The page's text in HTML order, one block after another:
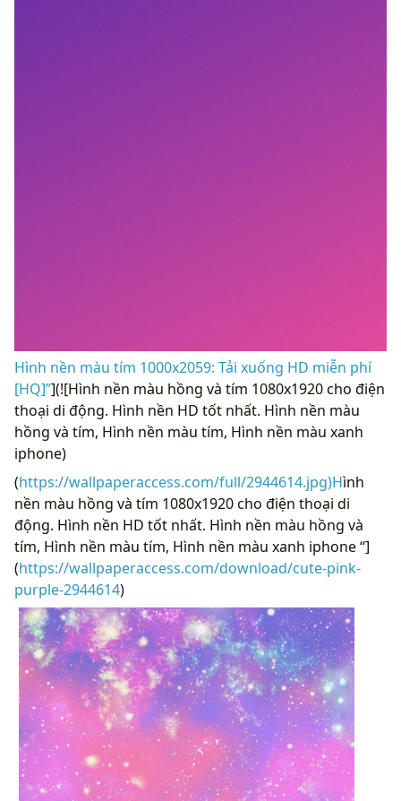
Hình nền màu tím 1000x2059: Tải xuống HD miễn phí
[HQ]”](![Hình nền màu hồng và tím 1080x1920 cho điện
thoại di động. Hình nền HD tốt nhất. Hình nền màu
hồng và tím, Hình nền màu tím, Hình nền màu xanh
iphone)
(https://wallpaperaccess.com/full/2944614.jpg)Hình
nền màu hồng và tím 1080x1920 cho điện thoại di
động. Hình nền HD tốt nhất. Hình nền màu hồng và
tím, Hình nền màu tím, Hình nền màu xanh iphone “]
(https://wallpaperaccess.com/download/cute-pink-
purple-2944614)